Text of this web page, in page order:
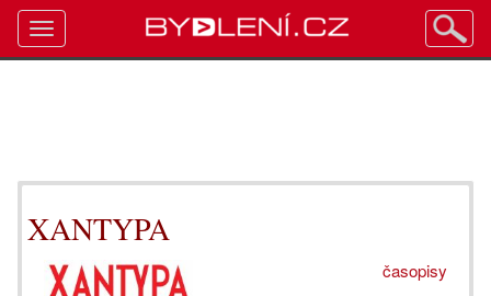
XANTYPA
časopisy
Toggle
navigation